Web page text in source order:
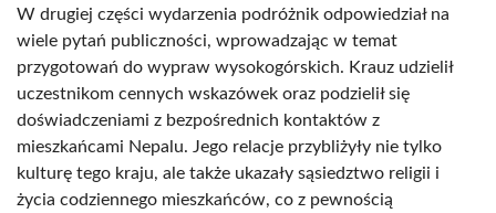
W drugiej części wydarzenia podróżnik odpowiedział na
wiele pytań publiczności, wprowadzając w temat
przygotowań do wypraw wysokogórskich. Krauz udzielił
uczestnikom cennych wskazówek oraz podzielił się
doświadczeniami z bezpośrednich kontaktów z
mieszkańcami Nepalu. Jego relacje przybliżyły nie tylko
kulturę tego kraju, ale także ukazały sąsiedztwo religii i
życia codziennego mieszkańców, co z pewnością